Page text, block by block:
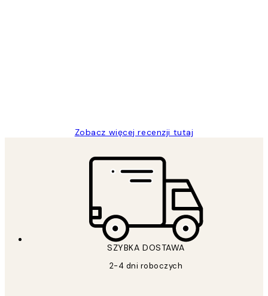
Zobacz więcej recenzji tutaj
SZYBKA DOSTAWA
2-4 dni roboczych